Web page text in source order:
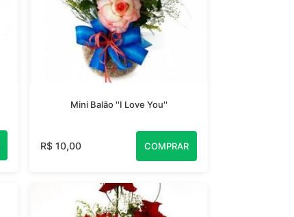
Mini Balão ''I Love You''
R$ 10,00 COMPRAR